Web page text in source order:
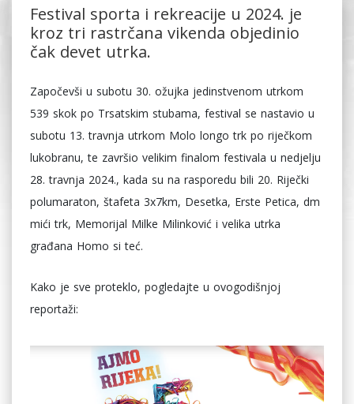
Festival sporta i rekreacije u 2024. je
kroz tri rastrčana vikenda objedinio
čak devet utrka.
Započevši u subotu 30. ožujka jedinstvenom utrkom
539 skok po Trsatskim stubama, festival se nastavio u
subotu 13. travnja utrkom Molo longo trk po riječkom
lukobranu, te završio velikim finalom festivala u nedjelju
28. travnja 2024., kada su na rasporedu bili 20. Riječki
polumaraton, štafeta 3x7km, Desetka, Erste Petica, dm
mići trk, Memorijal Milke Milinković i velika utrka
građana Homo si teć.
Kako je sve proteklo, pogledajte u ovogodišnjoj
reportaži: